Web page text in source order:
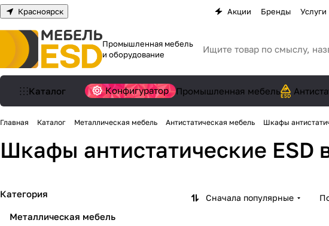
Красноярск Акции Бренды Услуги
Промышленная мебель
и оборудование
Каталог Конфигуратор Промышленная мебель
Главная Каталог Металлическая мебель Антистатическая мебель Шкафы
Шкафы антистатические ESD
Сначала популярные
Категория
Металлическая мебель